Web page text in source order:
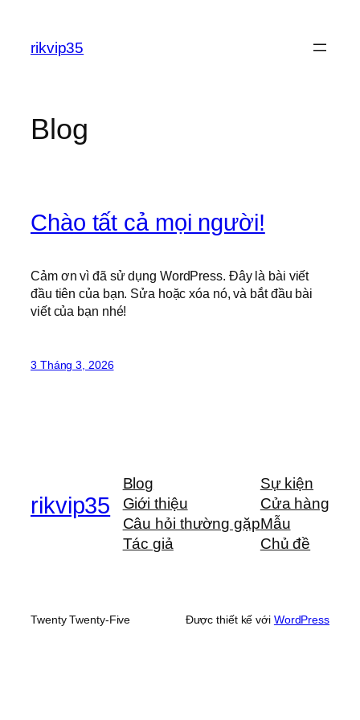
phầnrikvip35
Blog
Chào tất cả mọi người!
Cảm ơn vì đã sử dụng WordPress. Đây là bài viết
đầu tiên của bạn. Sửa hoặc xóa nó, và bắt đầu bài
viết của bạn nhé!
3 Tháng 3, 2026
rikvip35
Blog
Giới thiệu
Câu hỏi thường gặp
Tác giả
Sự kiện
Cửa hàng
Mẫu
Chủ đề
Twenty Twenty-Five Được thiết kế với WordPress